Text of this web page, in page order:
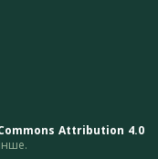
Attribution 4.0